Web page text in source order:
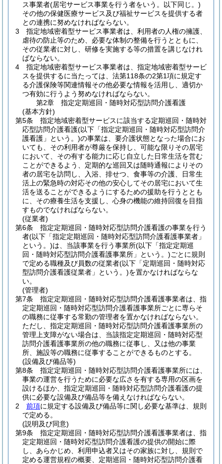
ス事業者(居宅サービス事業を行う者をいう。以下同じ。)
その他の保健医療サービス及び福祉サービスを提供する者
との連携に努めなければならない。
3
指定地域密着型サービス事業者は、利用者の人権の擁護、
虐待の防止等のため、必要な体制の整備を行うとともに、
その従業者に対し、研修を実施する等の措置を講じなけれ
ばならない。
4
指定地域密着型サービス事業者は、指定地域密着型サービ
スを提供するに当たっては、法第118条の2第1項に規定す
る介護保険等関連情報その他必要な情報を活用し、適切か
つ有効に行うよう努めなければならない。
第2章
指定定期巡回・随時対応型訪問介護看護
(基本方針)
第5条
指定地域密着型サービスに該当する定期巡回・随時対
応型訪問介護看護(以下「指定定期巡回・随時対応型訪問介
護看護」という。)の事業は、要介護状態となった場合にお
いても、その利用者が尊厳を保持し、可能な限りその居宅
において、その有する能力に応じ自立した日常生活を営む
ことができるよう、定期的な巡回又は随時通報によりその
者の居宅を訪問し、入浴、排せつ、食事等の介護、日常生
活上の緊急時の対応その他の安心してその居宅において生
活を送ることができるようにするための援助を行うととも
に、その療養生活を支援し、心身の機能の維持回復を目指
すものでなければならない。
(従業者)
第6条
指定定期巡回・随時対応型訪問介護看護の事業を行う
者(以下「指定定期巡回・随時対応型訪問介護看護事業者」
という。)は、当該事業を行う事業所(以下「指定定期巡
回・随時対応型訪問介護看護事業所」という。)ごとに規則
で定める職種及び員数の従業者(以下「定期巡回・随時対応
型訪問介護看護従業者」という。)を置かなければならな
い。
(管理者)
第7条
指定定期巡回・随時対応型訪問介護看護事業者は、指
定定期巡回・随時対応型訪問介護看護事業所ごとに専らそ
の職務に従事する常勤の管理者を置かなければならない。
ただし、指定定期巡回・随時対応型訪問介護看護事業所の
管理上支障がない場合は、当該指定定期巡回・随時対応型
訪問介護看護事業所の他の職務に従事し、又は他の事業
所、施設等の職務に従事することができるものとする。
(設備及び備品等)
第8条
指定定期巡回・随時対応型訪問介護看護事業所には、
事業の運営を行うために必要な広さを有する専用の区画を
設けるほか、指定定期巡回・随時対応型訪問介護看護の提
供に必要な設備及び備品等を備えなければならない。
2
前項に規定する設備及び備品等に関し必要な基準は、規則
で定める。
(説明及び同意)
第9条
指定定期巡回・随時対応型訪問介護看護事業者は、指
定定期巡回・随時対応型訪問介護看護の提供の開始に際
し、あらかじめ、利用申込者又はその家族に対し、規則で
定める運営規程の概要、定期巡回・随時対応型訪問介護看